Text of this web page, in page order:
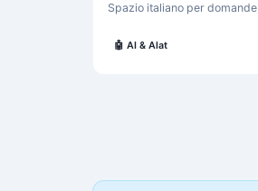
Spazio italiano per
🤖 AI & Alat